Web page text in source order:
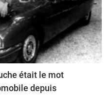
était le mot
depuis